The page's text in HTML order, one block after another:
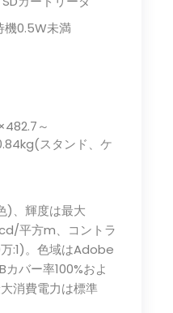
機0.5W未満
～
スタンド、ケ
)、輝度は最大
平方m、コントラ
:1)。色域はAdobe
バー率100%およ
消費電力は標準